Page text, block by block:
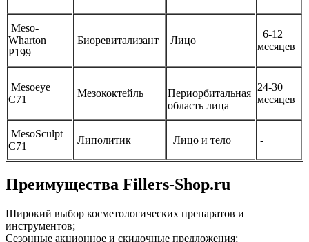
Meso-
Wharton
P199
Биоревитализант Лицо
6-12
месяцев
Mesoeye
C71
Мезококтейль
Периорбитальная
область лица
24-30
месяцев
MesoSculpt
C71
Липолитик Лицо и тело -
Преимущества Fillers-Shop.ru
Широкий выбор косметологических препаратов и
инструментов;
Сезонные акционное и скидочные предложения;